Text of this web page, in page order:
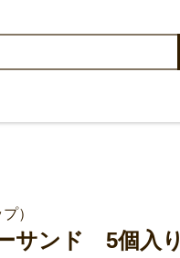
）
サンド 5個入り